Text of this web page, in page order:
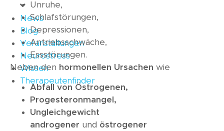
News
Blog
Veranstaltungen
Neurostress
Wissen
Therapeutenfinder
Unruhe,
Schlafstörungen,
Depressionen,
Antriebsschwäche,
Essstörungen.
Neben den hormonellen Ursachen wie
Abfall von Östrogenen,
Progesteronmangel,
Ungleichgewicht
androgener und östrogener